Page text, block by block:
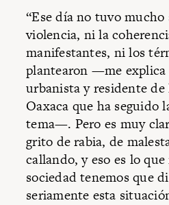
“Ese día no tuvo
violencia, ni la
manifestantes, ni los
plantearon —me explica
urbanista y residente
Oaxaca que ha seguido
tema—. Pero es muy
grito de rabia, de
callando, y eso es lo
sociedad tenemos que
seriamente esta